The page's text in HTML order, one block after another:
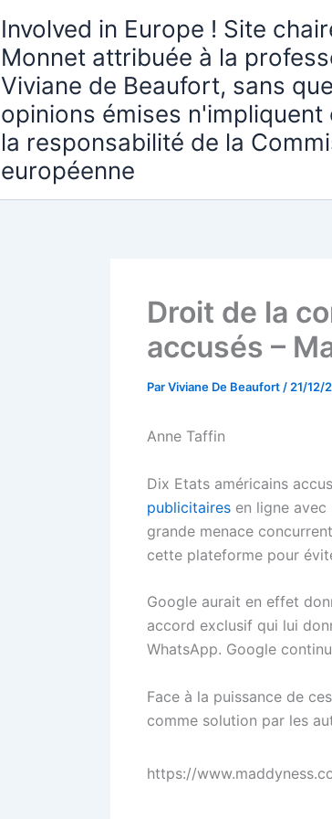
Involved in Europe ! Site
Monnet attribuée à la
Viviane de Beaufort, sans
opinions émises n'impliquent
la responsabilité de la
européenne
Droit de la
accusés –
ParViviane De Beaufort / 21/12/
Anne Taffin
Dix Etats américains
publicitaires en ligne avec
grande menace
cette plateforme pour
Google aurait en effet
accord exclusif qui lui
WhatsApp. Google
Face à la puissance de
comme solution par les
https://